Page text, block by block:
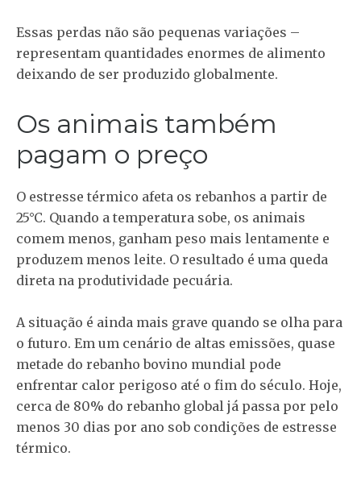
Essas perdas não são pequenas variações –
representam quantidades enormes de alimento
deixando de ser produzido globalmente.
Os animais também
pagam o preço
O estresse térmico afeta os rebanhos a partir de
25°C. Quando a temperatura sobe, os animais
comem menos, ganham peso mais lentamente e
produzem menos leite. O resultado é uma queda
direta na produtividade pecuária.
A situação é ainda mais grave quando se olha para
o futuro. Em um cenário de altas emissões, quase
metade do rebanho bovino mundial pode
enfrentar calor perigoso até o fim do século. Hoje,
cerca de 80% do rebanho global já passa por pelo
menos 30 dias por ano sob condições de estresse
térmico.